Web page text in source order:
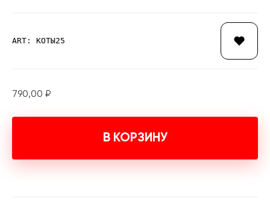
ART: КОТЫ25
790,00 ₽
В КОРЗИНУ